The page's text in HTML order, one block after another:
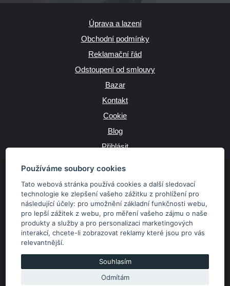
Používáme soubory cookies
Tato webová stránka používá cookies a další sledovací
technologie ke zlepšení vašeho zážitku z prohlížení pro
následující účely: pro umožnění základní funkčnosti webu,
pro lepší zážitek z webu, pro měření vašeho zájmu o naše
produkty a služby a pro personalizaci marketingových
interakcí,chcete-li zobrazovat reklamy které jsou pro vás
relevantnější.
Souhlasím
Odmítám
Úprava a lazení
Obchodní podmínky
Reklamační řád
Odstoupení od smlouvy
Bazar
Kontakt
Cookie
Blog
Přihlásit
JAZYK
Kč €
Copyright © 2026 SubaruSTI.cz. Všechna práva vyhrazena.